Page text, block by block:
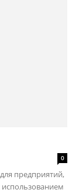
0
предприятий,